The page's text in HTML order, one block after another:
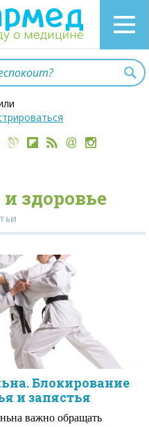
здоровье
Блокирование
и запястья
важно обращать